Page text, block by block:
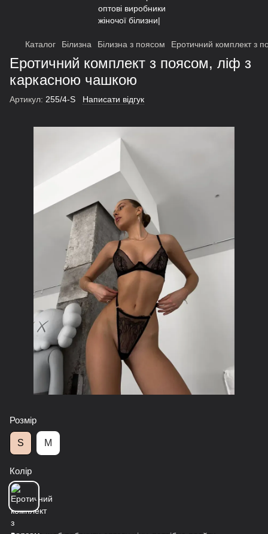
Каталог Білизна Білизна з поясом Еротичний комплект з
Еротичний комплект з поясом, ліф з
каркасною чашкою
Артикул: 255/4-S Написати відгук
Розмір
S M
Колір